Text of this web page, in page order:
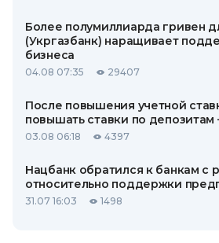
Более полумиллиарда гривен
(Укргазбанк) наращивает
бизнеса
04.08 07:35 29407
После повышения учетной
повышать ставки по депозитам
03.08 06:18 4397
Нацбанк обратился к банкам с
относительно поддержки
31.07 16:03 1498